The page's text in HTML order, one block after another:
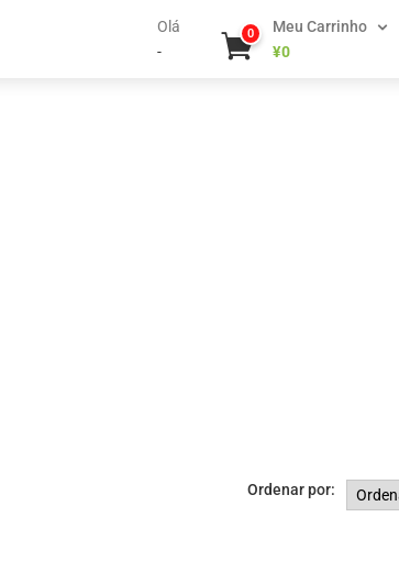
Olá
-
Meu Carrinho
0
¥0
Ordenar por: